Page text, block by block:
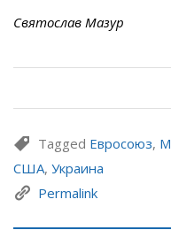
Святослав Мазур
Tagged Евросоюз,
США, Украина
Permalink